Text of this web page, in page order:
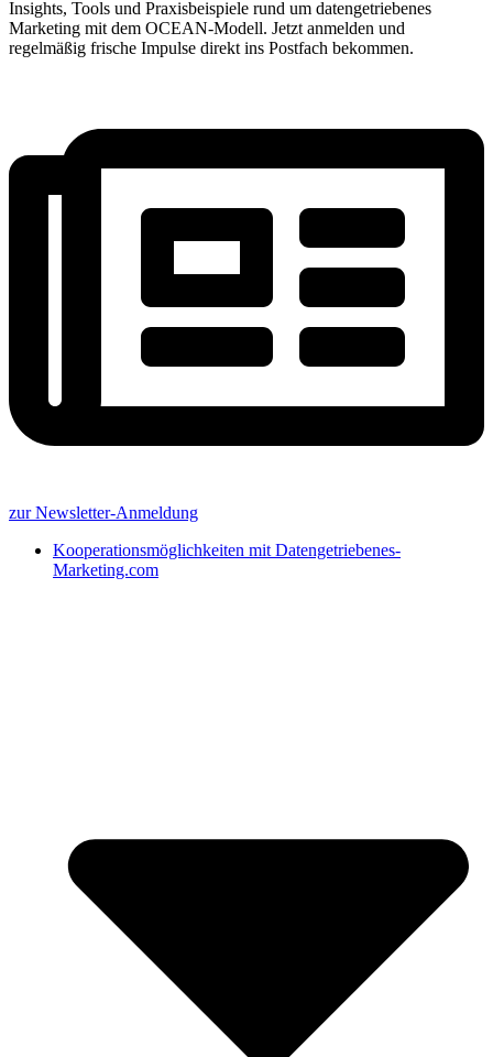
Insights, Tools und Praxisbeispiele rund um datengetriebenes
Marketing mit dem OCEAN-Modell. Jetzt anmelden und
regelmäßig frische Impulse direkt ins Postfach bekommen.
zur Newsletter-Anmeldung
Kooperationsmöglichkeiten mit Datengetriebenes-
Marketing.com